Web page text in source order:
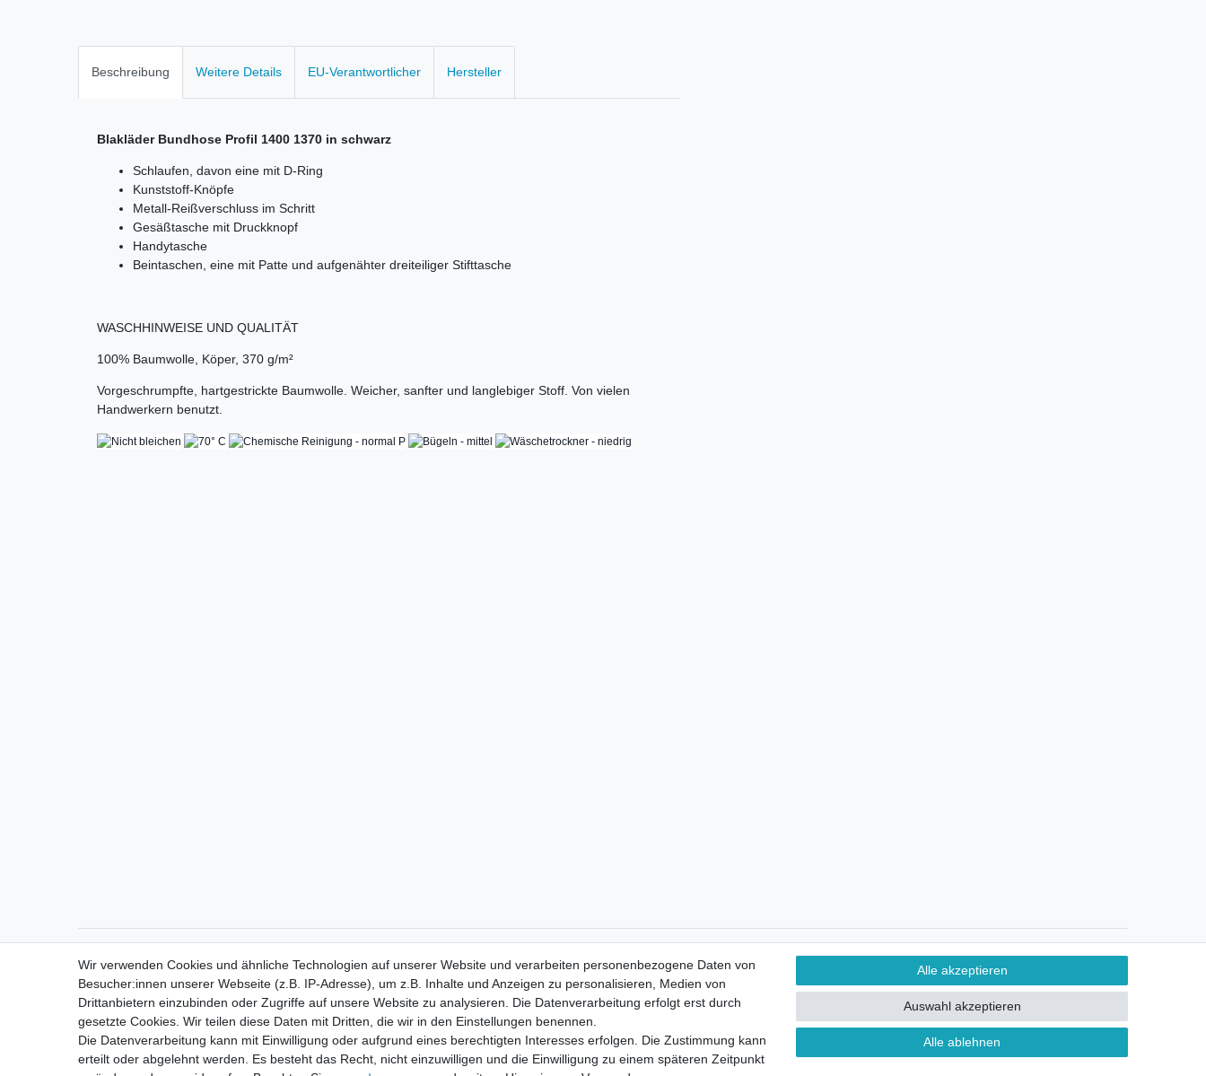
Beschreibung Weitere Details EU-Verantwortlicher Hersteller
Blakläder Bundhose Profil 1400 1370 in schwarz
Schlaufen, davon eine mit D-Ring
Kunststoff-Knöpfe
Metall-Reißverschluss im Schritt
Gesäßtasche mit Druckknopf
Handytasche
Beintaschen, eine mit Patte und aufgenähter dreiteiliger Stifttasche
WASCHHINWEISE UND QUALITÄT
100% Baumwolle, Köper, 370 g/m²
Vorgeschrumpfte, hartgestrickte Baumwolle. Weicher, sanfter und langlebiger Stoff. Von vielen
Handwerkern benutzt.
Wir verwenden Cookies und ähnliche Technologien auf unserer Website und verarbeiten personenbezogene Daten von
Besucher:innen unserer Webseite (z.B. IP-Adresse), um z.B. Inhalte und Anzeigen zu personalisieren, Medien von
Drittanbietern einzubinden oder Zugriffe auf unsere Website zu analysieren. Die Datenverarbeitung erfolgt erst durch
gesetzte Cookies. Wir teilen diese Daten mit Dritten, die wir in den Einstellungen benennen.
Die Datenverarbeitung kann mit Einwilligung oder aufgrund eines berechtigten Interesses erfolgen. Die Zustimmung kann
erteilt oder abgelehnt werden. Es besteht das Recht, nicht einzuwilligen und die Einwilligung zu einem späteren Zeitpunkt
Alle akzeptieren
Alle ablehnen
Auswahl akzeptieren